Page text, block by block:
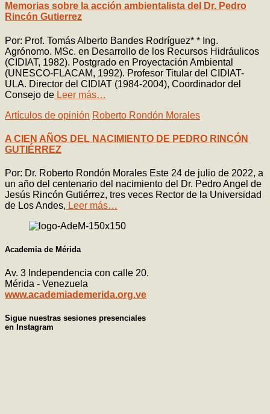
Memorias sobre la acción ambientalista del Dr. Pedro
Rincón Gutierrez
Por: Prof. Tomás Alberto Bandes Rodríguez* * Ing.
Agrónomo. MSc. en Desarrollo de los Recursos Hidráulicos
(CIDIAT, 1982). Postgrado en Proyectación Ambiental
(UNESCO-FLACAM, 1992). Profesor Titular del CIDIAT-
ULA. Director del CIDIAT (1984-2004), Coordinador del
Consejo de Leer más…
Artículos de opinión Roberto Rondón Morales
A CIEN AÑOS DEL NACIMIENTO DE PEDRO RINCÓN
GUTIÉRREZ
Por: Dr. Roberto Rondón Morales Este 24 de julio de 2022, a
un año del centenario del nacimiento del Dr. Pedro Angel de
Jesús Rincón Gutiérrez, tres veces Rector de la Universidad
de Los Andes, Leer más…
Academia de Mérida
Av. 3 Independencia con calle 20.
Mérida - Venezuela
www.academiademerida.org.ve
Sigue nuestras sesiones presenciales
en Instagram